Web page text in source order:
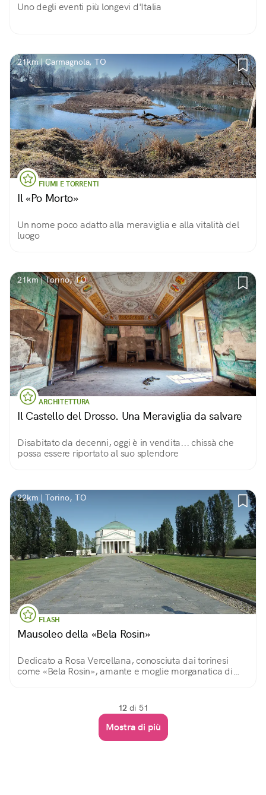
Uno degli eventi più longevi d'Italia
21km | Carmagnola, TO
FIUMI E TORRENTI
Il «Po Morto»
Un nome poco adatto alla meraviglia e alla vitalità del
luogo
21km | Torino, TO
ARCHITETTURA
Il Castello del Drosso. Una Meraviglia da salvare
Disabitato da decenni, oggi è in vendita... chissà che
possa essere riportato al suo splendore
22km | Torino, TO
FLASH
Mausoleo della «Bela Rosin»
Dedicato a Rosa Vercellana, conosciuta dai torinesi
come «Bela Rosin», amante e moglie morganatica di
12 di 51
Mostra di più